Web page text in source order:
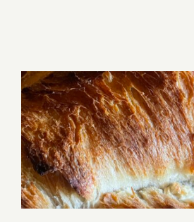
Recette originale Pain au
Farine de blé Bio T65 –